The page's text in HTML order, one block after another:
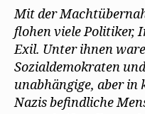
Mit der
flohen viele Politiker,
Exil. Unter ihnen
Sozialdemokraten
unabhängige, aber in
Nazis befindliche